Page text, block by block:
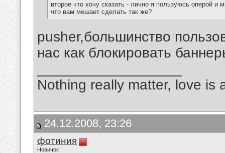
второе что хочу сказать - лично я пользуюсь оперой
что вам мешает сделать так же?
pusher,большинство
нас как блокировать
Nothing really matter, love is
24.12.2008, 23:26
фотиния
Новичок